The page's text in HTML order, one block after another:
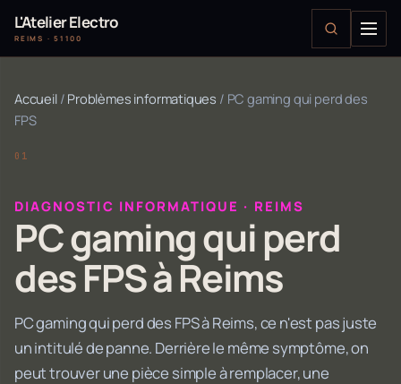
L'Atelier Electro
REIMS · 51100
Accueil/ Problèmes informatiques / PC gaming qui perd des
FPS
DIAGNOSTIC INFORMATIQUE · REIMS
PC gaming qui perd
des FPS à Reims
PC gaming qui perd des FPS à Reims, ce n'est pas juste
un intitulé de panne. Derrière le même symptôme, on
peut trouver une pièce simple à remplacer, une